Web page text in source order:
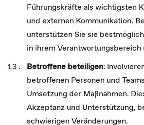
Führungskräfte als wichtigsten
und externen Kommunikation.
unterstützen Sie sie
in ihrem Verantwortungsbereich
Betroffene beteiligen:
betroffenen Personen und
Umsetzung der Maßnahmen.
Akzeptanz und Unterstützung,
schwierigen Veränderungen.